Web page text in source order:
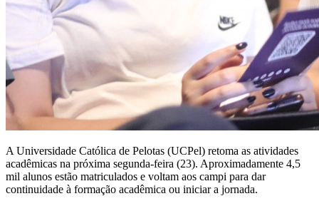
A Universidade Católica de Pelotas (UCPel) retoma as atividades
acadêmicas na próxima segunda-feira (23). Aproximadamente 4,5
mil alunos estão matriculados e voltam aos campi para dar
continuidade à formação acadêmica ou iniciar a jornada.